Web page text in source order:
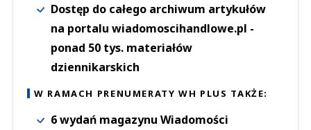
Dostęp do całego archiwum artykułów
na portalu wiadomoscihandlowe.pl -
ponad 50 tys. materiałów
dziennikarskich
W RAMACH PRENUMERATY WH PLUS TAKŻE:
6 wydań magazynu Wiadomości